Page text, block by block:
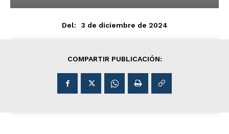
Del: 3 de diciembre de 2024
COMPARTIR PUBLICACIÓN: